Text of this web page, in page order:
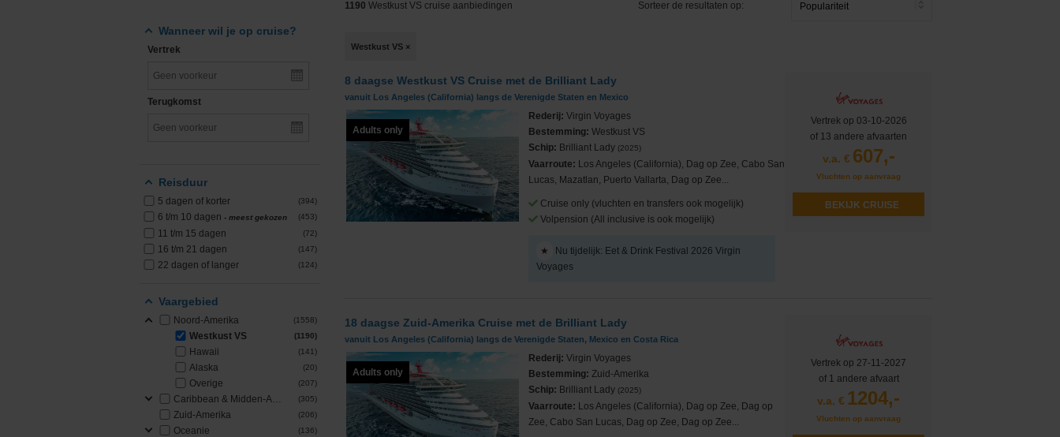
Nieuwe cruise schepenMein Schiff® - TUI Cruises
Norwegian Cruise Line
Oceania Cruises
PONANT
Royal Caribbean
Seabourn
SeaDream Yacht Club
IJsland
Zuid-Amerika
Wanneer wil je op cruise?
Vertrek
Terugkomst
Reisduur
5 dagen of korter (394)
6 t/m 10 dagen - meest gekozen (453)
11 t/m 15 dagen (72)
16 t/m 21 dagen (147)
22 dagen of langer (124)
Vaargebied
Noord-Amerika (1558)
Westkust VS (1190)
Hawaii (141)
Alaska (20)
Overige (207)
Caribbean & Midden-Amerika (305)
Zuid-Amerika (206)
Oceanie (136)
1190 Westkust VS cruise aanbiedingen Sorteer de resultaten op:
Westkust VS ×
8 daagse Westkust VS Cruise met de Brilliant Lady
vanuit Los Angeles (California) langs de Verenigde Staten en Mexico
Adults only
Rederij:Virgin Voyages
Bestemming:Westkust VS
Schip: Brilliant Lady (2025)
Vaarroute: Los Angeles (California), Dag op Zee, Cabo San
Lucas, Mazatlan, Puerto Vallarta, Dag op Zee...
Cruise only (vluchten en transfers ook mogelijk)
Volpension (All inclusive is ook mogelijk)
★
Nu tijdelijk: Eet & Drink Festival 2026 Virgin
Voyages
Vertrek op 03-10-2026
of 13 andere afvaarten
v.a. € 607,-
Vluchten op aanvraag
BEKIJK CRUISE
18 daagse Zuid-Amerika Cruise met de Brilliant Lady
vanuit Los Angeles (California) langs de Verenigde Staten, Mexico en Costa Rica
Adults only
Rederij:Virgin Voyages
Bestemming:Zuid-Amerika
Schip: Brilliant Lady (2025)
Vaarroute: Los Angeles (California), Dag op Zee, Dag op
Zee, Cabo San Lucas, Dag op Zee, Dag op Zee...
Vertrek op 27-11-2027
of 1 andere afvaart
v.a. € 1204,-
Vluchten op aanvraag